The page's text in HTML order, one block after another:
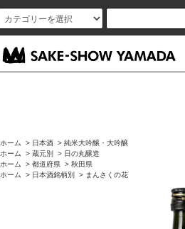
ホーム > 日本酒 >純米大吟醸・大吟醸
ホーム
>蔵元別 > 日の丸醸造
ホーム
>都道府県 >秋田県
ホーム
> 日本酒銘柄別 > まんさくの花